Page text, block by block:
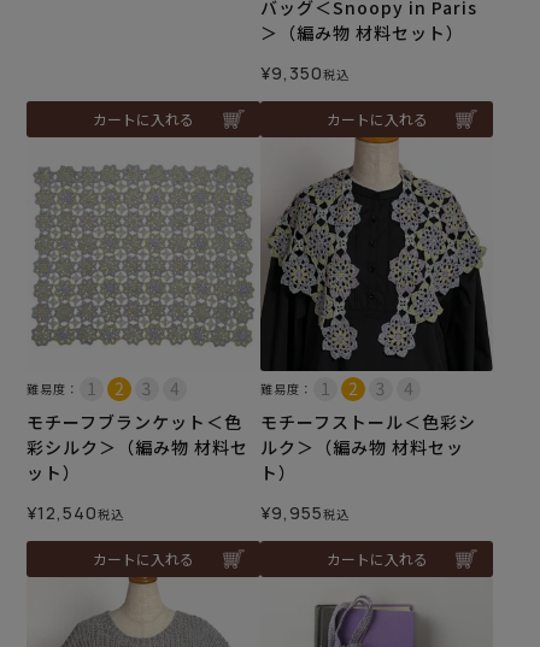
カートに入れる
バッグ＜Snoopy in Paris
＞（編み物 材料セット）
¥9,350税込
カートに入れる
難易度：
モチーフブランケット＜色
彩シルク＞（編み物 材料セ
ット）
¥12,540税込
カートに入れる
難易度：
モチーフストール＜色彩シ
ルク＞（編み物 材料セッ
ト）
¥9,955税込
カートに入れる